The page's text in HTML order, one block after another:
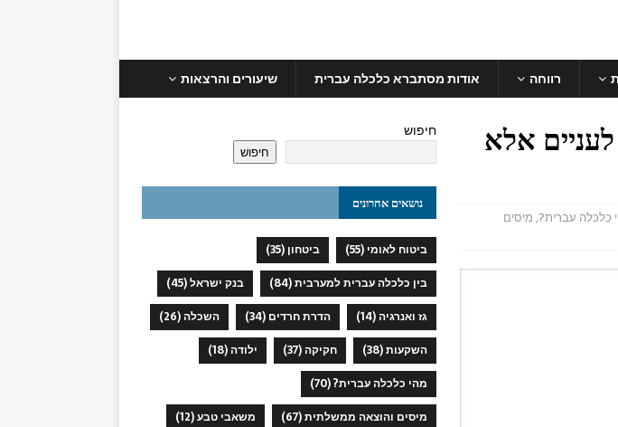
רווחה אודות מסתברא כלכלה עברית שיעורים והרצאות
לעניים אלא
כלכלה עברית?,מיסים
חיפוש
חיפוש
נושאים אחרונים
ביטוח לאומי (55) ביטחון (35)
בין כלכלה עברית למערבית(84) בנק ישראל(45)
גז ואנרגיה(14) הדרת חרדים (34) השכלה(26)
השקעות(38) חקיקה(37) ילודה(18)
מהי כלכלה עברית?(70)
מיסים והוצאה ממשלתית(67) משאבי טבע(12)